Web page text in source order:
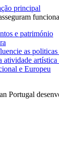
principal
e património
as
atividade
e Europeu
Portugal